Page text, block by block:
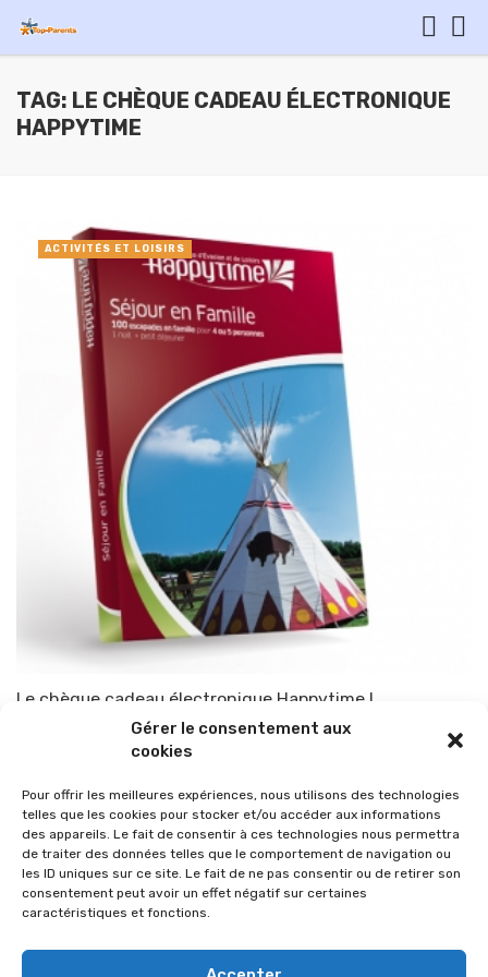
Gérer le consentement aux
cookies
Pour offrir les meilleures expériences, nous utilisons des technologies
telles que les cookies pour stocker et/ou accéder aux informations
des appareils. Le fait de consentir à ces technologies nous permettra
de traiter des données telles que le comportement de navigation ou
les ID uniques sur ce site. Le fait de ne pas consentir ou de retirer son
consentement peut avoir un effet négatif sur certaines
caractéristiques et fonctions.
TAG: LE CHÈQUE CADEAU ÉLECTRONIQUE
HAPPYTIME
Le chèque cadeau électronique Happytime !
TOP-PARENTS 26 décembre 2011
ACTIVITÉS ET LOISIRS